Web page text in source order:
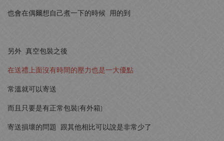
也會在偶爾想自己煮一下的時候 用的到
另外 真空包裝之後
在送禮上面沒有時間的壓力也是一大優點
常溫就可以寄送
而且只要是有正常包裝(有外箱)
寄送損壞的問題 跟其他相比可以說是非常少了